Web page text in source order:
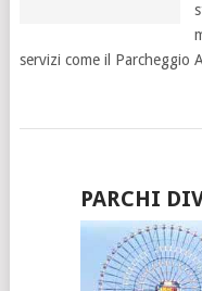
servizi come il Parcheggio
PARCHI